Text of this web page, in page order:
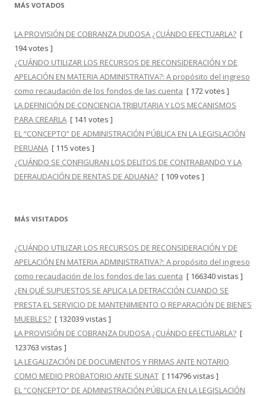
MÁS VOTADOS
LA PROVISIÓN DE COBRANZA DUDOSA ¿CUÁNDO EFECTUARLA? [
194 votes ]
¿CUÁNDO UTILIZAR LOS RECURSOS DE RECONSIDERACIÓN Y DE
APELACIÓN EN MATERIA ADMINISTRATIVA?: A propósito del ingreso
como recaudación de los fondos de las cuenta [ 172 votes ]
LA DEFINICIÓN DE CONCIENCIA TRIBUTARIA Y LOS MECANISMOS
PARA CREARLA [ 141 votes ]
EL “CONCEPTO” DE ADMINISTRACIÓN PÚBLICA EN LA LEGISLACIÓN
PERUANA [ 115 votes ]
¿CUÁNDO SE CONFIGURAN LOS DELITOS DE CONTRABANDO Y LA
DEFRAUDACIÓN DE RENTAS DE ADUANA? [ 109 votes ]
MÁS VISITADOS
¿CUÁNDO UTILIZAR LOS RECURSOS DE RECONSIDERACIÓN Y DE
APELACIÓN EN MATERIA ADMINISTRATIVA?: A propósito del ingreso
como recaudación de los fondos de las cuenta [ 166340 vistas ]
¿EN QUÉ SUPUESTOS SE APLICA LA DETRACCIÓN CUANDO SE
PRESTA EL SERVICIO DE MANTENIMIENTO O REPARACIÓN DE BIENES
MUEBLES? [ 132039 vistas ]
LA PROVISIÓN DE COBRANZA DUDOSA ¿CUÁNDO EFECTUARLA? [
123763 vistas ]
LA LEGALIZACIÓN DE DOCUMENTOS Y FIRMAS ANTE NOTARIO
COMO MEDIO PROBATORIO ANTE SUNAT [ 114796 vistas ]
EL “CONCEPTO” DE ADMINISTRACIÓN PÚBLICA EN LA LEGISLACIÓN